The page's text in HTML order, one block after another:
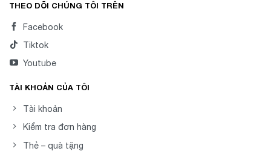
THEO DÕI CHÚNG TÔI TRÊN
Facebook
Tiktok
Youtube
TÀI KHOẢN CỦA TÔI
Tài khoản
Kiểm tra đơn hàng
Thẻ – quà tặng